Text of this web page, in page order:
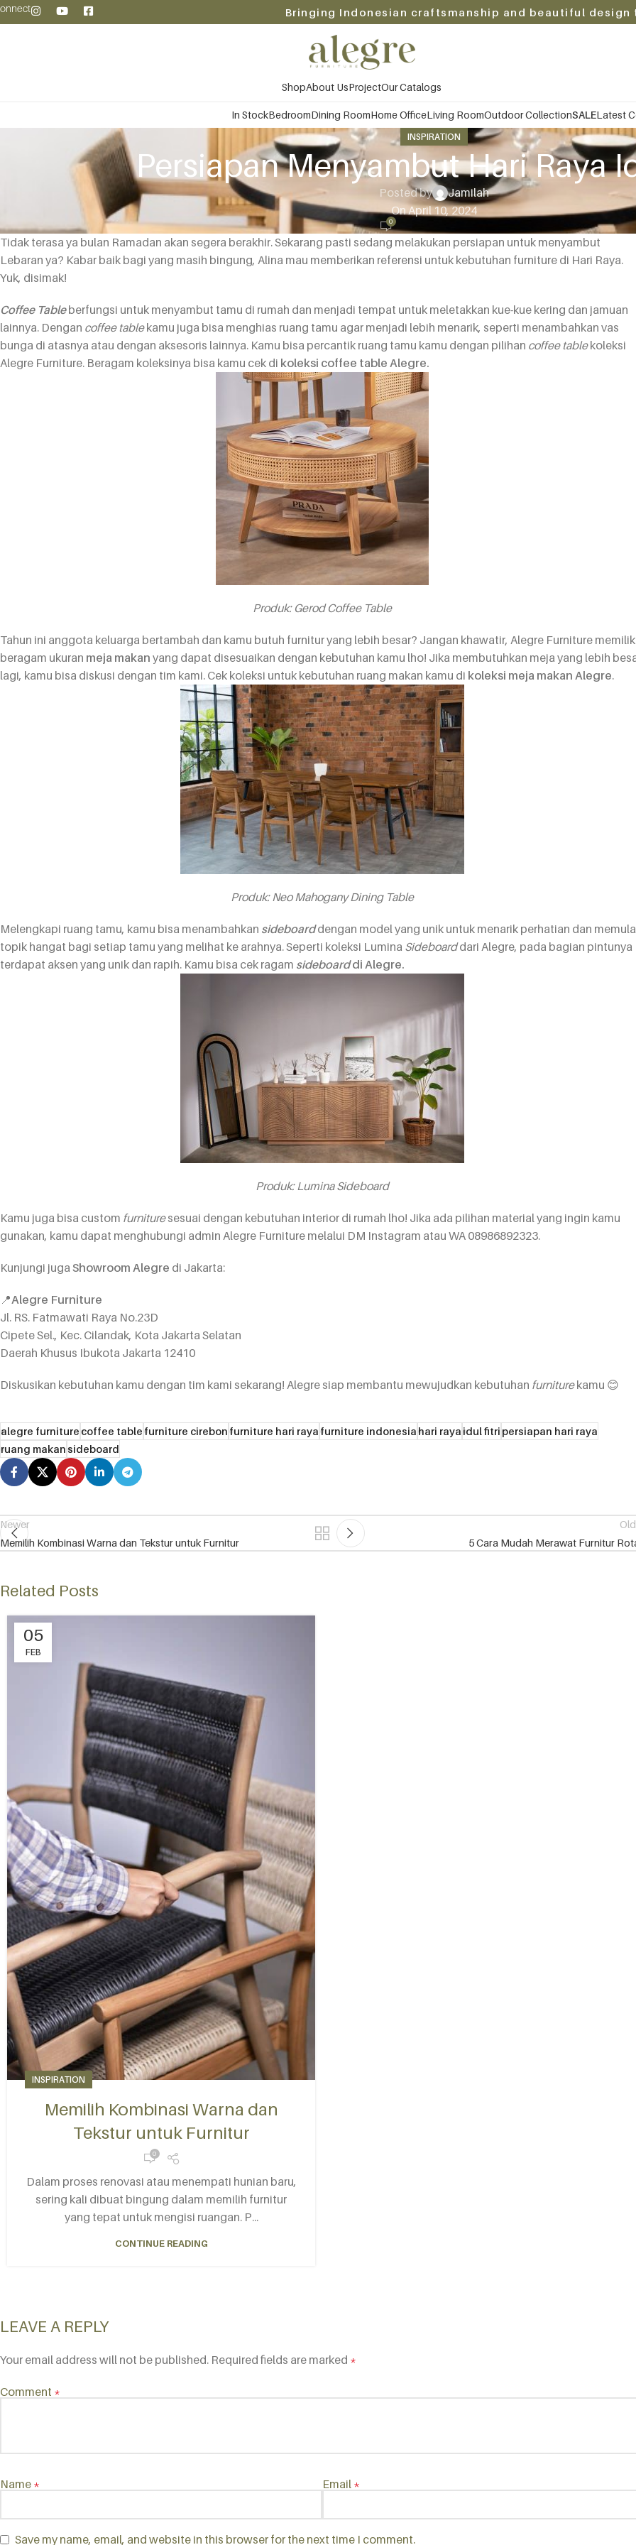
Bringing Indonesian craftsmanship and beautiful design
ShopAbout UsProjectOur Catalogs
In StockBedroomDining RoomHome OfficeLiving RoomOutdoor CollectionSALELatest
INSPIRATION
Persiapan Menyambut Hari Raya
Posted by
Jamilah
On April 10, 2024
0
Tidak terasa ya bulan Ramadan akan segera berakhir. Sekarang pasti sedang melakukan persiapan untuk menyambut
Lebaran ya? Kabar baik bagi yang masih bingung, Alina mau memberikan referensi untuk kebutuhan furniture di Hari Raya.
Yuk, disimak!
Coffee Table berfungsi untuk menyambut tamu di rumah dan menjadi tempat untuk meletakkan kue-kue kering dan jamuan
lainnya. Dengan coffee tablekamu juga bisa menghias ruang tamu agar menjadi lebih menarik, seperti menambahkan vas
bunga di atasnya atau dengan aksesoris lainnya. Kamu bisa percantik ruang tamu kamu dengan pilihan coffee tablekoleksi
Alegre Furniture. Beragam koleksinya bisa kamu cek di koleksi coffee table Alegre.
Produk: Gerod Coffee Table
Tahun ini anggota keluarga bertambah dan kamu butuh furnitur yang lebih besar? Jangan khawatir, Alegre Furniture
beragam ukuran meja makan yang dapat disesuaikan dengan kebutuhan kamu lho! Jika membutuhkan meja yang lebih
lagi, kamu bisa diskusi dengan tim kami. Cek koleksi untuk kebutuhan ruang makan kamu di koleksi meja makan Alegre.
Produk:Neo Mahogany Dining Table
Melengkapi ruang tamu, kamu bisa menambahkan sideboarddengan model yang unik untuk menarik perhatian dan
topik hangat bagi setiap tamu yang melihat ke arahnya. Seperti koleksi Lumina Sideboarddari Alegre, pada bagian pintunya
terdapat aksen yang unik dan rapih. Kamu bisa cek ragam sideboarddi Alegre.
Produk:Lumina Sideboard
Kamu juga bisa custom furnituresesuai dengan kebutuhan interior di rumah lho! Jika ada pilihan material yang ingin kamu
gunakan, kamu dapat menghubungi admin Alegre Furniture melalui DM Instagram atau WA 08986892323.
Kunjungi juga Showroom Alegre di Jakarta:
📍Alegre Furniture
Jl. RS. Fatmawati Raya No.23D
Cipete Sel., Kec. Cilandak, Kota Jakarta Selatan
Daerah Khusus Ibukota Jakarta 12410
Diskusikan kebutuhan kamu dengan tim kami sekarang! Alegre siap membantu mewujudkan kebutuhan furniturekamu 😊
alegre furniturecoffee tablefurniture cirebonfurniture hari rayafurniture indonesiahari rayaidul fitripersiapan hari raya
ruang makansideboard
Newer
Memilih Kombinasi Warna dan Tekstur untuk Furnitur
5 Cara Mudah Merawat Furnitur
Related Posts
05
FEB
INSPIRATION
Memilih Kombinasi Warna dan
Tekstur untuk Furnitur
0
Dalam proses renovasi atau menempati hunian baru,
sering kali dibuat bingung dalam memilih furnitur
yang tepat untuk mengisi ruangan. P...
CONTINUE READING
LEAVE A REPLY
Your email address will not be published. Required fields are marked *
Comment *
Name * Email *
Save my name, email, and website in this browser for the next time I comment.
Alternative: